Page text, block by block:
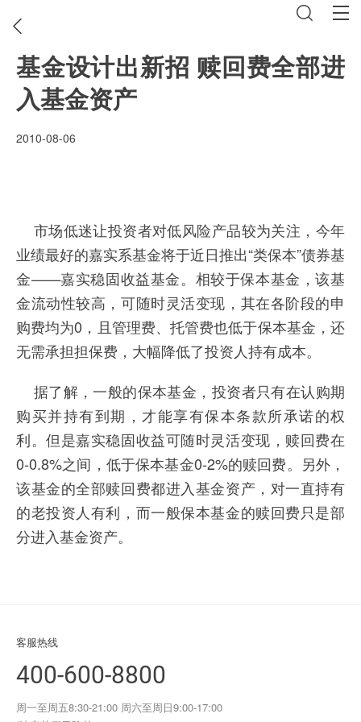
基金设计出新招 赎回费全部进
入基金资产
2010-08-06
市场低迷让投资者对低风险产品较为关注，今年
业绩最好的嘉实系基金将于近日推出“类保本”债券基
金——嘉实稳固收益基金。相较于保本基金，该基
金流动性较高，可随时灵活变现，其在各阶段的申
购费均为0，且管理费、托管费也低于保本基金，还
无需承担担保费，大幅降低了投资人持有成本。
据了解，一般的保本基金，投资者只有在认购期
购买并持有到期，才能享有保本条款所承诺的权
利。但是嘉实稳固收益可随时灵活变现，赎回费在
0-0.8%之间，低于保本基金0-2%的赎回费。另外，
该基金的全部赎回费都进入基金资产，对一直持有
的老投资人有利，而一般保本基金的赎回费只是部
分进入基金资产。
客服热线
400-600-8800
周一至周五8:30-21:00 周六至周日9:00-17:00